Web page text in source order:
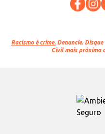
Racismo é crime. Denuncie.
Civil mais próxima